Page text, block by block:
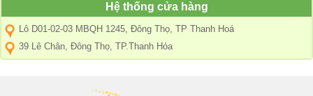
Hệ thống cửa hàng
Lô D01-02-03 MBQH 1245, Đông Thọ, TP Thanh Hoá
39 Lê Chân, Đông Thọ, TP.Thanh Hóa